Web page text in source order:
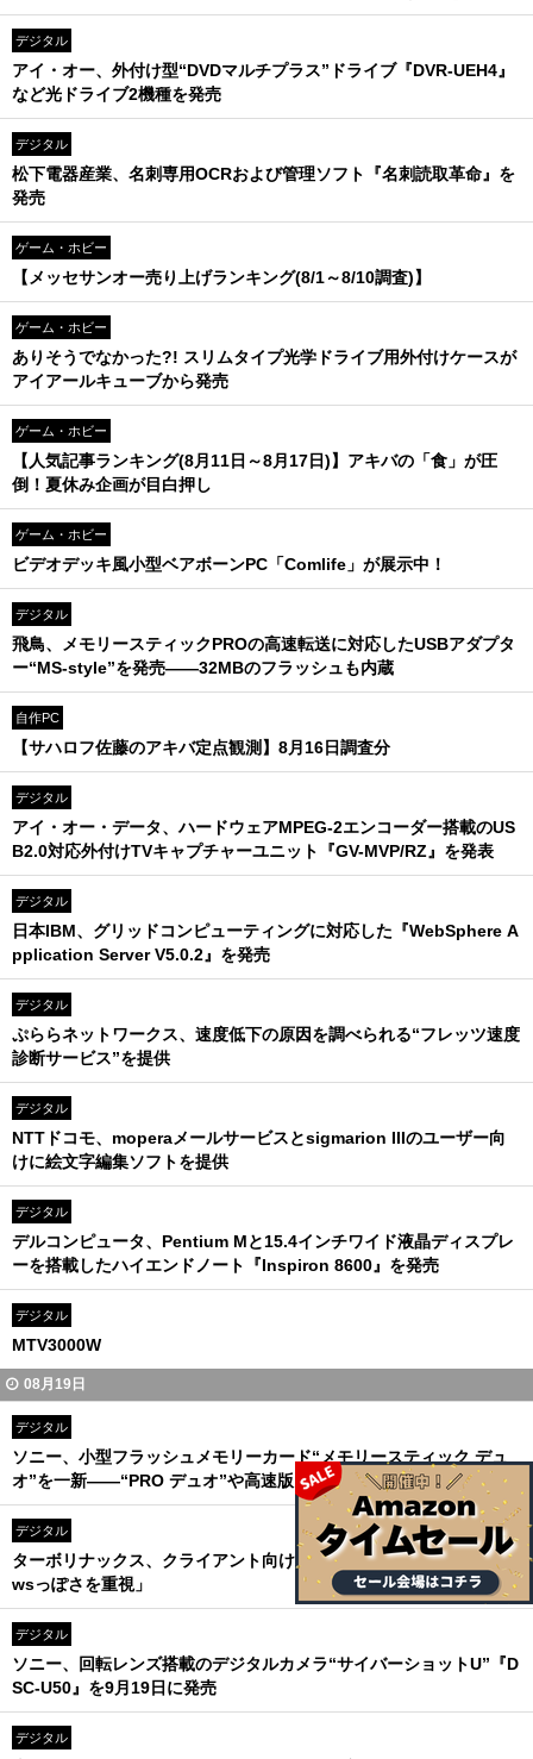
デジタル
アイ・オー、外付け型“DVDマルチプラス”ドライブ『DVR-UEH4』
など光ドライブ2機種を発売
デジタル
松下電器産業、名刺専用OCRおよび管理ソフト『名刺読取革命』を
発売
ゲーム・ホビー
【メッセサンオー売り上げランキング(8/1～8/10調査)】
ゲーム・ホビー
ありそうでなかった?! スリムタイプ光学ドライブ用外付けケースが
アイアールキューブから発売
ゲーム・ホビー
【人気記事ランキング(8月11日～8月17日)】アキバの「食」が圧
倒！夏休み企画が目白押し
ゲーム・ホビー
ビデオデッキ風小型ベアボーンPC「Comlife」が展示中！
デジタル
飛鳥、メモリースティックPROの高速転送に対応したUSBアダプタ
ー“MS-style”を発売――32MBのフラッシュも内蔵
自作PC
【サハロフ佐藤のアキバ定点観測】8月16日調査分
デジタル
アイ・オー・データ、ハードウェアMPEG-2エンコーダー搭載のUS
B2.0対応外付けTVキャプチャーユニット『GV-MVP/RZ』を発表
デジタル
日本IBM、グリッドコンピューティングに対応した『WebSphere A
pplication Server V5.0.2』を発売
デジタル
ぷららネットワークス、速度低下の原因を調べられる“フレッツ速度
診断サービス”を提供
デジタル
NTTドコモ、moperaメールサービスとsigmarion IIIのユーザー向
けに絵文字編集ソフトを提供
デジタル
デルコンピュータ、Pentium Mと15.4インチワイド液晶ディスプレ
ーを搭載したハイエンドノート『Inspiron 8600』を発売
デジタル
MTV3000W
08月19日
デジタル
ソニー、小型フラッシュメモリーカード“メモリースティック デュ
オ”を一新――“PRO デュオ”や高速版“デュオ”が登場
デジタル
ターボリナックス、クライアント向けLinuxOSを発表――「Windo
wsっぽさを重視」
デジタル
ソニー、回転レンズ搭載のデジタルカメラ“サイバーショットU”『D
SC-U50』を9月19日に発売
デジタル